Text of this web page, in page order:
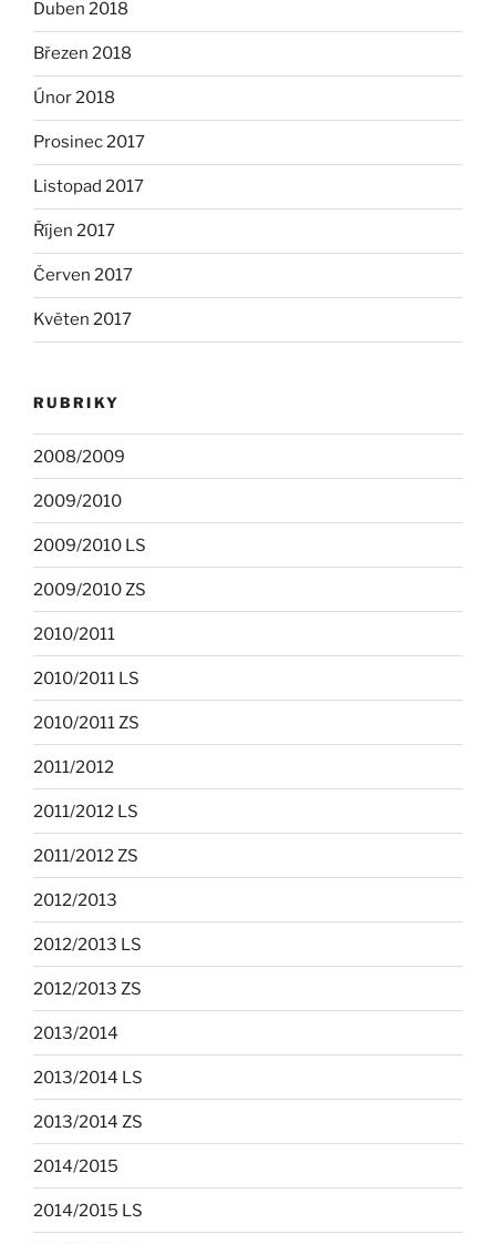
Duben 2018
Březen 2018
Únor 2018
Prosinec 2017
Listopad 2017
Říjen 2017
Červen 2017
Květen 2017
RUBRIKY
2008/2009
2009/2010
2009/2010 LS
2009/2010 ZS
2010/2011
2010/2011 LS
2010/2011 ZS
2011/2012
2011/2012 LS
2011/2012 ZS
2012/2013
2012/2013 LS
2012/2013 ZS
2013/2014
2013/2014 LS
2013/2014 ZS
2014/2015
2014/2015 LS